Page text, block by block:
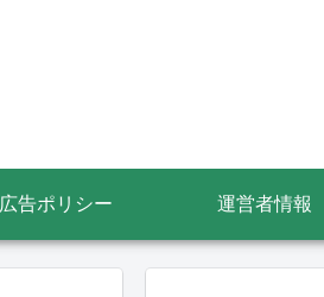
広告ポリシー 運営者情報